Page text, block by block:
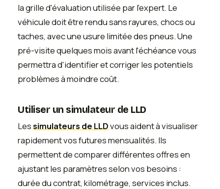
la grille d'évaluation utilisée par l'expert. Le
véhicule doit être rendu sans rayures, chocs ou
taches, avec une usure limitée des pneus. Une
pré-visite quelques mois avant l'échéance vous
permettra d'identifier et corriger les potentiels
problèmes à moindre coût.
Utiliser un simulateur de LLD
Lessimulateurs de LLDvous aident à visualiser
rapidement vos futures mensualités. Ils
permettent de comparer différentes offres en
ajustant les paramètres selon vos besoins :
durée du contrat, kilométrage, services inclus.